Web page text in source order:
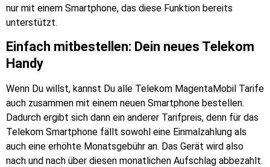
nur mit einem Smartphone, das diese Funktion bereits
unterstützt.
Einfach mitbestellen: Dein neues Telekom
Handy
Wenn Du willst, kannst Du alle Telekom MagentaMobil Tarife
auch zusammen mit einem neuen Smartphone bestellen.
Dadurch ergibt sich dann ein anderer Tarifpreis, denn für das
Telekom Smartphone fällt sowohl eine Einmalzahlung als
auch eine erhöhte Monatsgebühr an. Das Gerät wird also
nach und nach über diesen monatlichen Aufschlag abbezahlt.